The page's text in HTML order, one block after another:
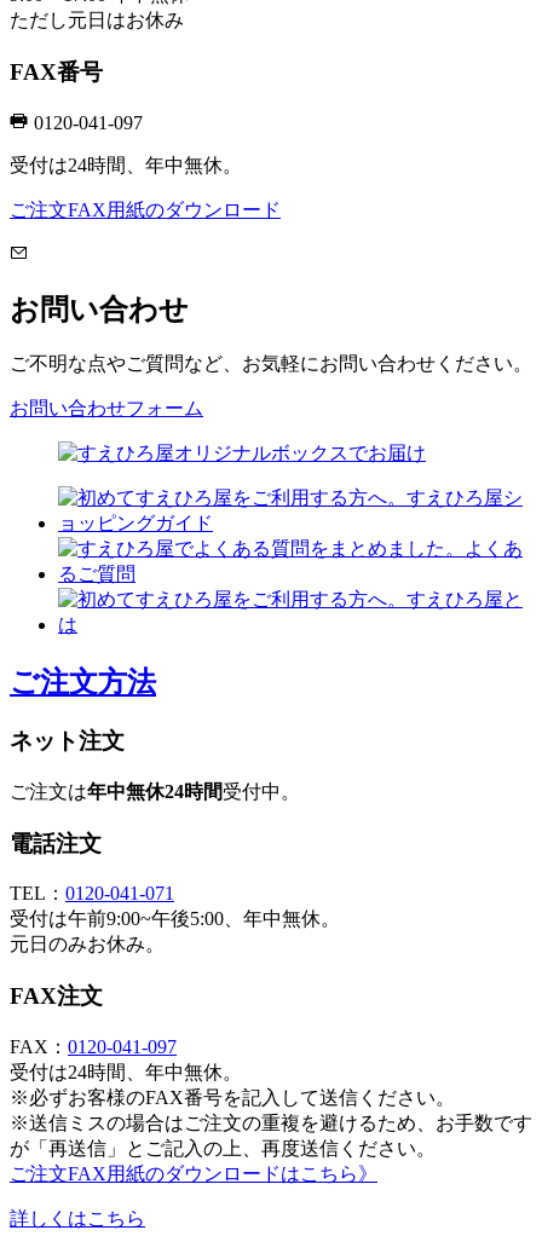
ただし元日はお休み
FAX番号
0120-041-097
受付は24時間、年中無休。
ご注文FAX用紙のダウンロード
お問い合わせ
ご不明な点やご質問など、お気軽にお問い合わせください。
お問い合わせフォーム
ご注文方法
ネット注文
ご注文は年中無休24時間受付中。
電話注文
TEL： 0120-041-071
受付は午前9:00~午後5:00、年中無休。
元日のみお休み。
FAX注文
FAX： 0120-041-097
受付は24時間、年中無休。
※必ずお客様のFAX番号を記入して送信ください。
※送信ミスの場合はご注文の重複を避けるため、お手数です
が「再送信」とご記入の上、再度送信ください。
ご注文FAX用紙のダウンロードはこちら》
詳しくはこちら